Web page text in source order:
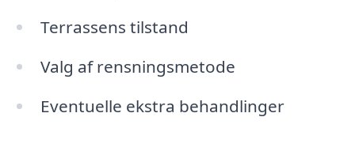
Terrassens tilstand
Valg af rensningsmetode
Eventuelle ekstra behandlinger